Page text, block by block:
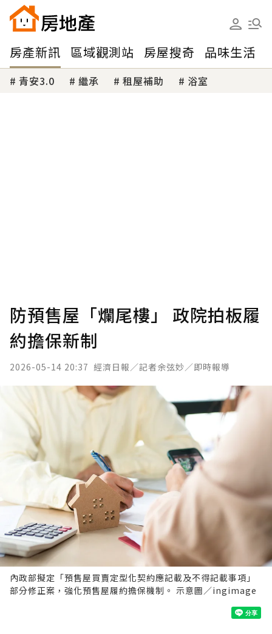
房產新訊 區域觀測站 房屋搜奇 品味生活
青安3.0 繼承 租屋補助 浴室
防預售屋「爛尾樓」 政院拍板履
約擔保新制
2026-05-14 20:37 經濟日報／記者余弦妙／即時報導
內政部擬定「預售屋買賣定型化契約應記載及不得記載事項」
部分修正案，強化預售屋履約擔保機制。 示意圖／ingimage